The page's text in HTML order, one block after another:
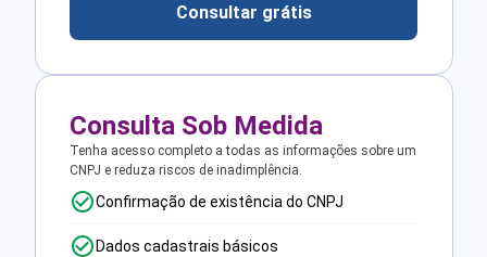
Consultar grátis
Consulta Sob Medida
Tenha acesso completo a todas as informações sobre um
CNPJ e reduza riscos de inadimplência.
Confirmação de existência do CNPJ
Dados cadastrais básicos